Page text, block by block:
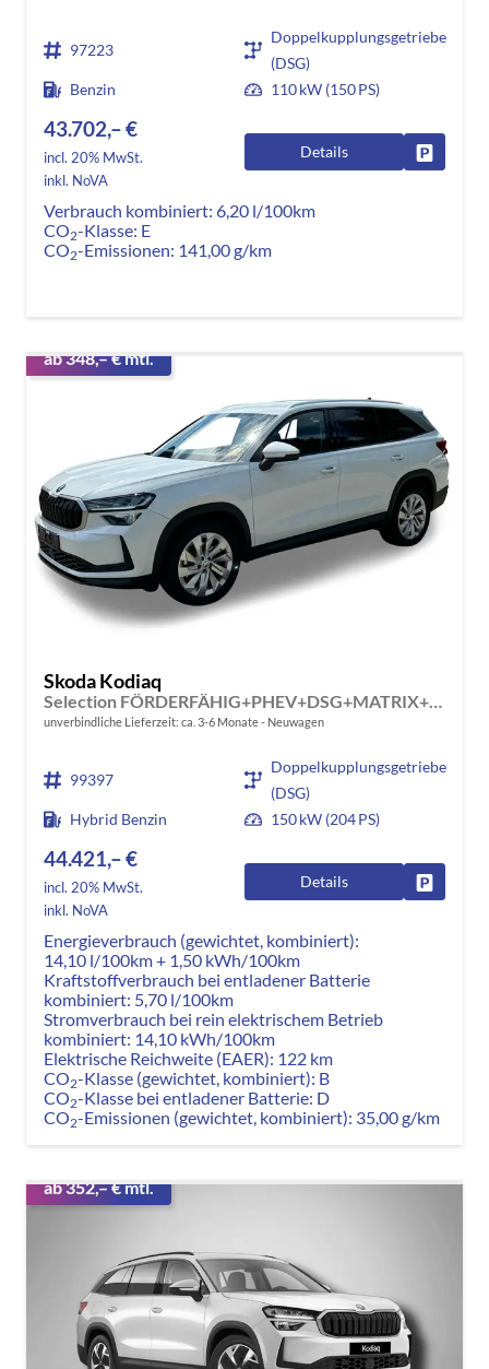
97223
Doppelkupplungsgetriebe
(DSG)
Benzin
110 kW (150 PS)
43.702,– €
incl. 20% MwSt.
inkl. NoVA
Details
Verbrauch kombiniert: 6,20 l/100km
CO2-Klasse: E
CO2-Emissionen: 141,00 g/km
ab 348,– € mtl.
Skoda Kodiaq
Selection FÖRDERFÄHIG+PHEV+DSG+MATRIX+ACC+eHK+SHZ+KAMERA+17" ALU
unverbindliche Lieferzeit: ca. 3-6 Monate Neuwagen
99397
Doppelkupplungsgetriebe
(DSG)
Hybrid Benzin
150 kW (204 PS)
44.421,– €
incl. 20% MwSt.
inkl. NoVA
Details
Energieverbrauch (gewichtet, kombiniert):
14,10 l/100km + 1,50 kWh/100km
Kraftstoffverbrauch bei entladener Batterie
kombiniert: 5,70 l/100km
Stromverbrauch bei rein elektrischem Betrieb
kombiniert: 14,10 kWh/100km
Elektrische Reichweite (EAER): 122 km
CO2-Klasse (gewichtet, kombiniert): B
CO2-Klasse bei entladener Batterie: D
CO2-Emissionen (gewichtet, kombiniert): 35,00 g/km
ab 352,– € mtl.